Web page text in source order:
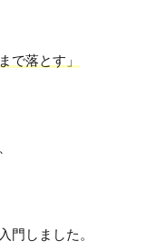
で落とす」
門しました。